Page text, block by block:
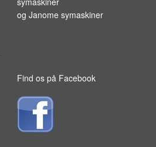
og Janome symaskiner
Find os på Facebook